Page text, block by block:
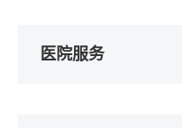
医院服务